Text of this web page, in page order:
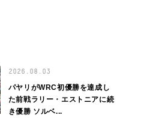
2026.08.03
パヤリがWRC初優勝を達成し
た前戦ラリー・エストニアに続
き優勝 ソルベ...